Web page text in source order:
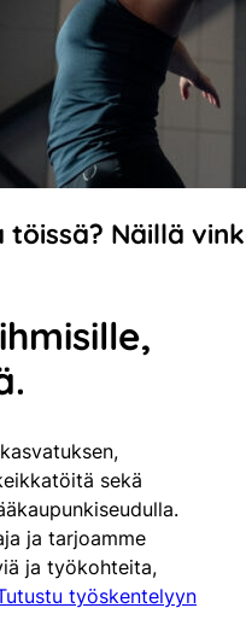
töissä? Näillä
sekä
ja tarjoamme
ja työkohteita,
työskentelyyn